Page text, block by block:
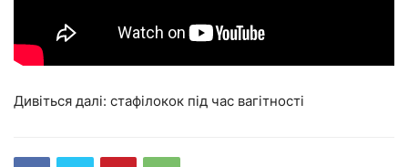
Дивіться далі: стафілокок під час вагітності